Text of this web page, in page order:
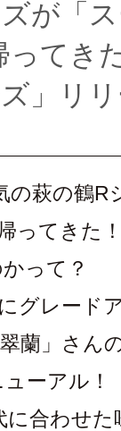
が「
ってき
」リ
の萩の鶴R
ってきた
って？
グレード
蘭」さん
ーアル！
に合わせ